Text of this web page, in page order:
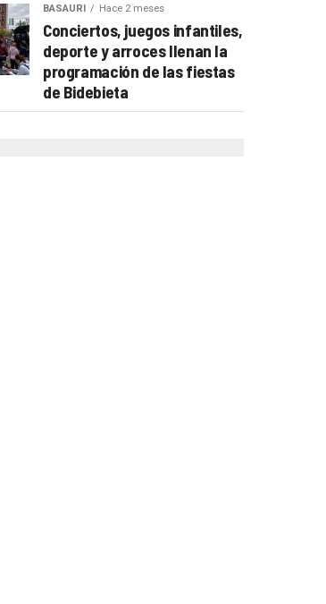
BASAURI Hace 2 meses
Conciertos, juegos infantiles,
deporte y arroces llenan la
programación de las fiestas
de Bidebieta